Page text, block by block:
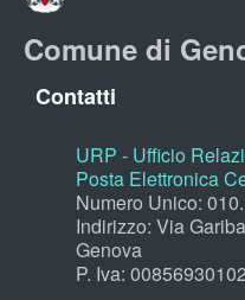
Comune di
Contatti
URP - Ufficio
Posta Elettronica
Numero Unico:
Indirizzo: Via
Genova
P. Iva: 00856930102